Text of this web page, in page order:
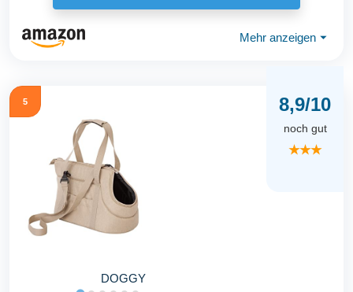
Mehr anzeigen ⏷
5
DOGGY
8,9/10
noch gut
★★★